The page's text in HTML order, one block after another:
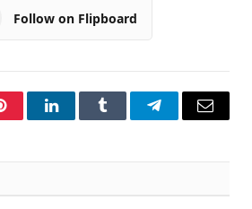
Follow on Flipboard
LinkedInTumblr TelegramEmail